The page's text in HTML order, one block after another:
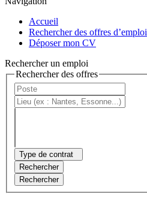
Accueil
Rechercher des offres d’emploi
Déposer mon CV
Rechercher un emploi
Rechercher des offres
Type de contrat
Rechercher
Rechercher